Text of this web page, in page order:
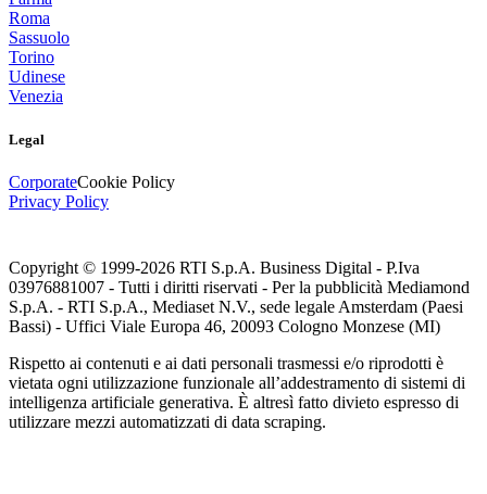
Roma
Sassuolo
Torino
Udinese
Venezia
Legal
CorporateCookie Policy
Privacy Policy
Copyright © 1999-2026 RTI S.p.A. Business Digital - P.Iva
03976881007 - Tutti i diritti riservati - Per la pubblicità Mediamond
S.p.A. - RTI S.p.A., Mediaset N.V., sede legale Amsterdam (Paesi
Bassi) - Uffici Viale Europa 46, 20093 Cologno Monzese (MI)
Rispetto ai contenuti e ai dati personali trasmessi e/o riprodotti è
vietata ogni utilizzazione funzionale all’addestramento di sistemi di
intelligenza artificiale generativa. È altresì fatto divieto espresso di
utilizzare mezzi automatizzati di data scraping.